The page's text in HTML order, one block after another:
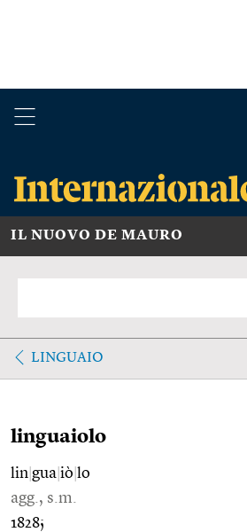
IL NUOVO DE MAURO
LINGUAIO
linguaiolo
lin gua iò lo
agg., s.m.
1828;